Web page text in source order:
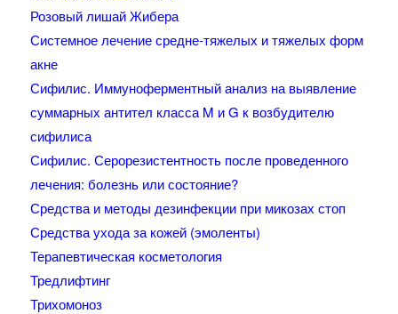
Розовый лишай Жибера
Системное лечение средне-тяжелых и тяжелых форм
акне
Сифилис. Иммуноферментный анализ на выявление
суммарных антител класса M и G к возбудителю
сифилиса
Сифилис. Серорезистентность после проведенного
лечения: болезнь или состояние?
Средства и методы дезинфекции при микозах стоп
Средства ухода за кожей (эмоленты)
Терапевтическая косметология
Тредлифтинг
Трихомоноз